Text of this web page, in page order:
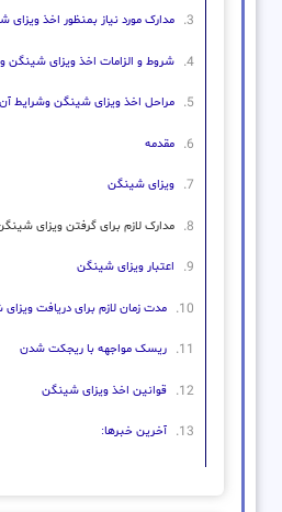
مدارک مورد نیاز بمنظور اخذ
شروط و الزامات اخذ ویزای شینگن
مراحل اخذ ویزای شینگن وشرایط آن
مقدمه
ویزای شینگن
مدارک لازم برای گرفتن ویزای
اعتبار ویزای شینگن
مدت زمان لازم برای دریافت
ریسک مواجهه با ریجکت شدن
قوانین اخذ ویزای شینگن
آخرین خبرها: